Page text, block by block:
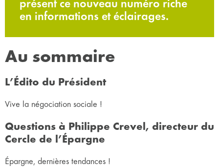
présent ce nouveau numéro riche
en informations et éclairages.
Au sommaire
L’Édito du Président
Vive la négociation sociale !
Questions à Philippe Crevel, directeur du
Cercle de l’Épargne
Épargne, dernières tendances !